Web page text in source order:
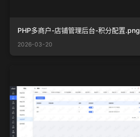
PHP多商户-店铺管理后台-积分配置.png
2026-03-20